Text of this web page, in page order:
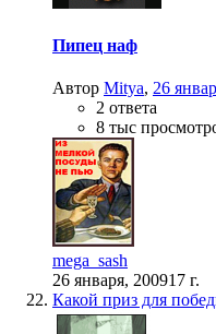
Пипец наф
Автор Mitya, 26
2 ответа
8 тыс
mega_sash
26 января, 200917 г.
Какой приз для